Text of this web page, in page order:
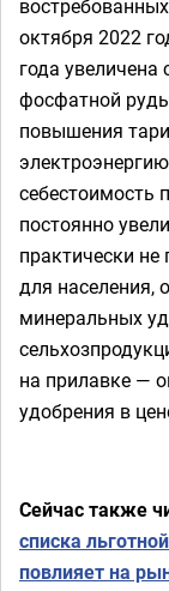
октября 2022
года
фосфатной
повышения
себестоимость
постоянно
практически не
для населения,
минеральных
на прилавке —
удобрения в
Сейчас также
списка
повлияет на